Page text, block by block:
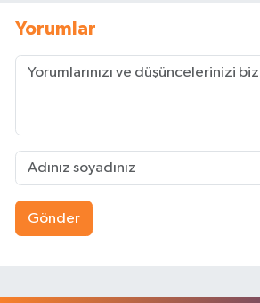
Yorumlar
Gönder